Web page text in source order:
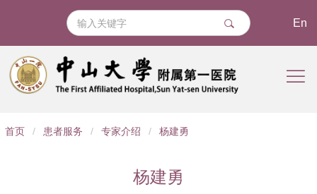
En
导
首页 / 患者服务 / 专家介绍 / 杨建勇
杨建勇